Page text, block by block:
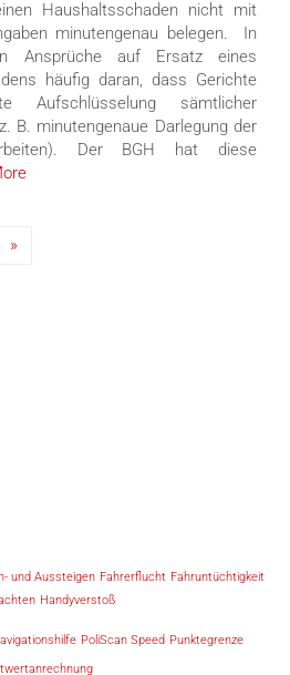
Haushaltsschaden nicht mit
minutengenau belegen. In
Ansprüche auf Ersatz eines
häufig daran, dass Gerichte
Aufschlüsselung sämtlicher
B. minutengenaue Darlegung der
Der BGH hat diese
»
und Aussteigen Fahrerflucht Fahruntüchtigkeit
Handyverstoß
PoliScan Speed Punktegrenze